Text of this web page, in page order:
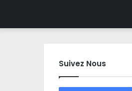
Suivez Nous